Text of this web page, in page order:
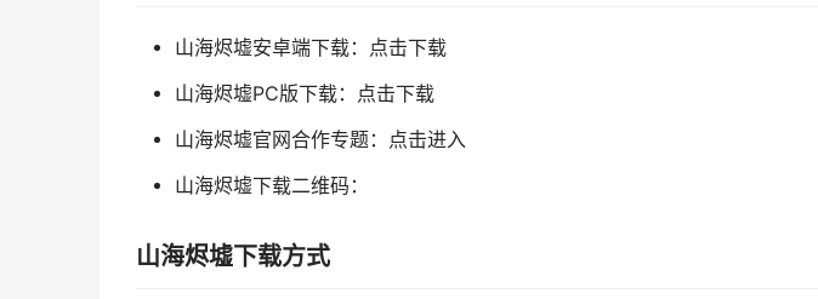
山海烬墟安卓端下载：点击下载
山海烬墟PC版下载：点击下载
山海烬墟官网合作专题：点击进入
山海烬墟下载二维码：
山海烬墟下载方式